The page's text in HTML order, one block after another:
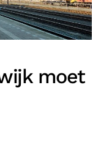
moet